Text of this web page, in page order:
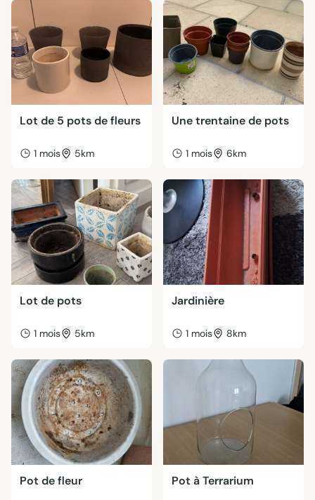
Lot de 5 pots de fleurs
1 mois 5km
Une trentaine de pots
1 mois 6km
Lot de pots
1 mois 5km
Jardinière
1 mois 8km
Pot de fleur Pot à Terrarium